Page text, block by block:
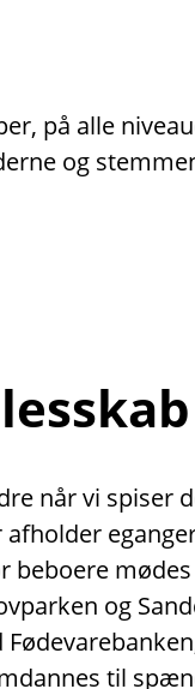
på alle
og
når vi spiser
beboere
og
til